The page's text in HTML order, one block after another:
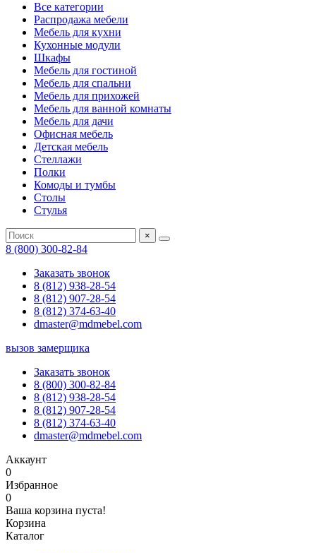
Все категории
Распродажа мебели
Мебель для кухни
Кухонные модули
Шкафы
Мебель для гостиной
Мебель для спальни
Мебель для прихожей
Мебель для ванной комнаты
Мебель для дачи
Офисная мебель
Детская мебель
Стеллажи
Полки
Комоды и тумбы
Столы
Стулья
×
8 (800) 300-82-84
Заказать звонок
8 (812) 938-28-54
8 (812) 907-28-54
8 (812) 374-63-40
dmaster@mdmebel.com
вызов замерщика
Заказать звонок
8 (800) 300-82-84
8 (812) 938-28-54
8 (812) 907-28-54
8 (812) 374-63-40
dmaster@mdmebel.com
Аккаунт
0
Избранное
0
Ваша корзина пуста!
Корзина
Каталог